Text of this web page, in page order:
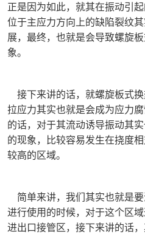
正是因为如此，就其在振动引
位于主应力方向上的缺陷裂纹
展，最终，也就是会导致螺旋
象。
接下来讲的话，就螺旋板式
拉应力其实也就是会成为应力
的话，对于其流动诱导振动其
的现象，比较容易发生在挠度
较高的区域。
简单来讲，我们其实也就是
进行使用的时候，对于这个区
进出口接管区，接下来讲的话